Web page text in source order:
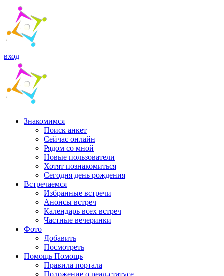
вход
Знакомимся
Поиск анкет
Сейчас онлайн
Рядом со мной
Новые пользователи
Хотят познакомиться
Cегодня день рождения
Встречаемся
Избранные встречи
Анонсы встреч
Календарь всех встреч
Частные вечеринки
Фото
Добавить
Посмотреть
Помощь Помощь
Правила портала
Положение о реал-статусе